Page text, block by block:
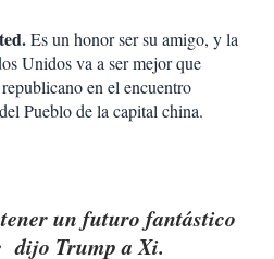
Es un honor ser su amigo, y la
Unidos va a ser mejor que
en el encuentro
Pueblo de la capital china.
un futuro fantástico
dijo Trump a Xi.